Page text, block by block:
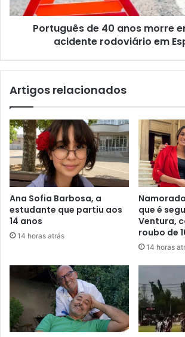
Português de 40 anos morre
acidente rodoviário em
Artigos relacionados
Ana Sofia Barbosa, a
estudante que partiu aos
14 anos
14 horas atrás
que é
Ventura,
roubo de
14 horas